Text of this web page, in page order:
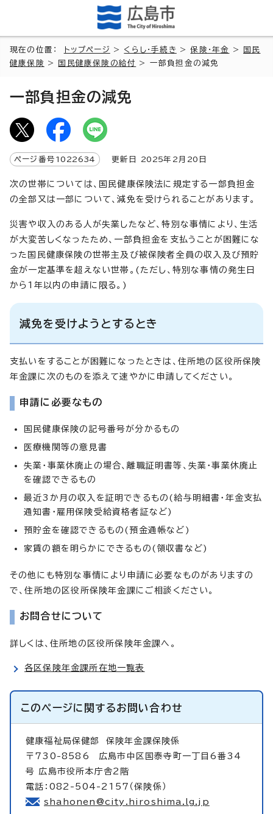
現在の位置： トップページ > くらし・手続き >保険・年金 >
国民
健康保険
> 国民健康保険の給付 > 一部負担金の減免
一部負担金の減免
ページ番号 1022634 更新日 2025年2月 20 日
次の世帯については、国民健康保険法に規定する一部負担金
の全部又は一部について、減免を受けられることがあります。
災害や収入のある人が失業したなど、特別な事情により、生活
が大変苦しくなったため、一部負担金を支払うことが困難にな
った国民健康保険の世帯主及び被保険者全員の収入及び預貯
金が一定基準を超えない世帯。(ただし、特別な事情の発生日
から1年以内の申請に限る。)
減免を受けようとするとき
支払いをすることが困難になったときは、住所地の区役所保険
年金課に次のものを添えて速やかに申請してください。
申請に必要なもの
国民健康保険の記号番号が分かるもの
医療機関等の意見書
失業・事業休廃止の場合、離職証明書等、失業・事業休廃止
を確認できるもの
最近3か月の収入を証明できるもの(給与明細書・年金支払
通知書・雇用保険受給資格者証など)
預貯金を確認できるもの(預金通帳など)
家賃の額を明らかにできるもの(領収書など)
その他にも特別な事情により申請に必要なものがありますの
で、住所地の区役所保険年金課にご相談ください。
お問合せについて
詳しくは、住所地の区役所保険年金課へ。
各区保険年金課所在地一覧表
このページに関するお問い合わせ
健康福祉局保健部 保険年金課保険係
〒730-8586 広島市中区国泰寺町一丁目6番34
号 広島市役所本庁舎2階
電話：082-504-2157（保険係）
shahonen@city.hiroshima.lg.jp